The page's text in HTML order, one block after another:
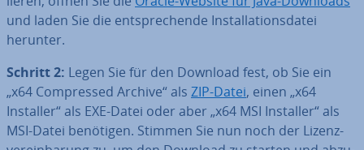
und laden Sie die ent­spre­chen­de In­stal­la­ti­ons­da­tei
herunter.
Schritt 2: Legen Sie für den Download fest, ob Sie ein
„x64 Com­pres­sed Archive“ als ZIP-Datei, einen „x64
Installer“ als EXE-Datei oder aber „x64 MSI Installer“ als
MSI-Datei benötigen. Stimmen Sie nun noch der Li­zenz­